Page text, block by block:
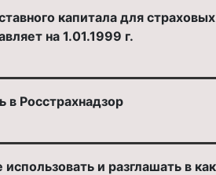
капитала для
на 1.01.1999 г.
в Росстрахнадзор
и разглашать в